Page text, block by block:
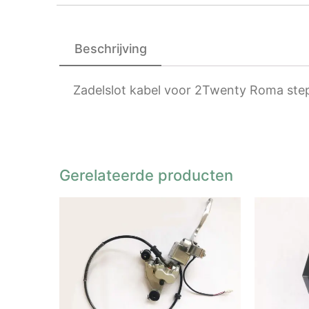
Beschrijving
Zadelslot kabel voor 2Twenty Roma
Gerelateerde producten